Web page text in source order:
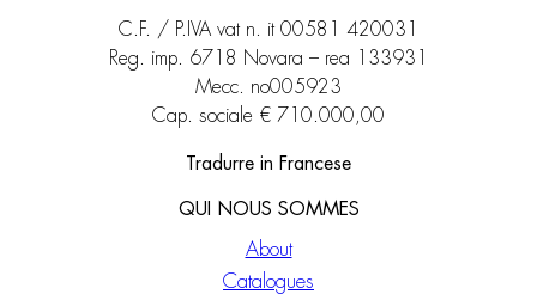
C.F. / P.IVA vat n. it 00581 420031
Reg. imp. 6718 Novara – rea 133931
Mecc. no005923
Cap. sociale € 710.000,00
Tradurre in Francese
QUI NOUS SOMMES
About
Catalogues